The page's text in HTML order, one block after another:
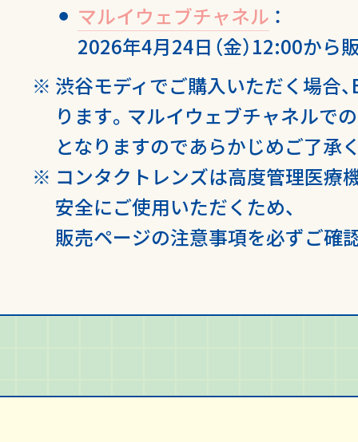
マルイウェブチャネル ：
2026年4月24日（金）12:00から
渋谷モディでご購入いただく場合
ります。 マルイウェブチャネルで
となりますのであらかじめご了承
コンタクトレンズは高度管理医療
安全にご使用いただくため、
販売ページの注意事項を必ずご確